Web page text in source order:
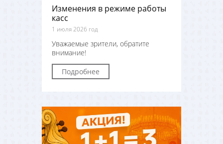
Изменения в режиме работы
касс
1 июля 2026 год
Уважаемые зрители, обратите
внимание!
Подробнее